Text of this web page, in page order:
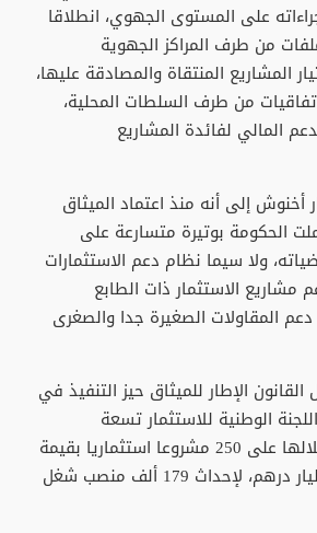
على المستوى الجهوي، انطلاقا
من طرف المراكز الجهوية
المشاريع المنتقاة والمصادقة عليها،
من طرف السلطات المحلية،
المالي لفائدة المشاريع
إلى أنه منذ اعتماد الميثاق
الحكومة بوتيرة متسارعة على
ولا سيما نظام دعم الاستثمارات
مشاريع الاستثمار ذات الطابع
دعم المقاولات الصغيرة جدا والصغرى
الإطار للميثاق حيز التنفيذ في
عقدت اللجنة الوطنية للاستثمار تسعة
اجتماعات، صادقت خلالها على 250 مشروعا استثماريا بقيمة
إجمالية بلغت 414 مليار درهم، لإحداث 179 ألف منصب شغل